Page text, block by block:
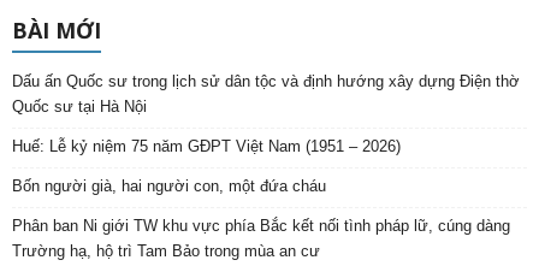
BÀI MỚI
Dấu ấn Quốc sư trong lịch sử dân tộc và định hướng xây dựng Điện thờ
Quốc sư tại Hà Nội
Huế: Lễ kỷ niệm 75 năm GĐPT Việt Nam (1951 – 2026)
Bốn người già, hai người con, một đứa cháu
Phân ban Ni giới TW khu vực phía Bắc kết nối tình pháp lữ, cúng dàng
Trường hạ, hộ trì Tam Bảo trong mùa an cư